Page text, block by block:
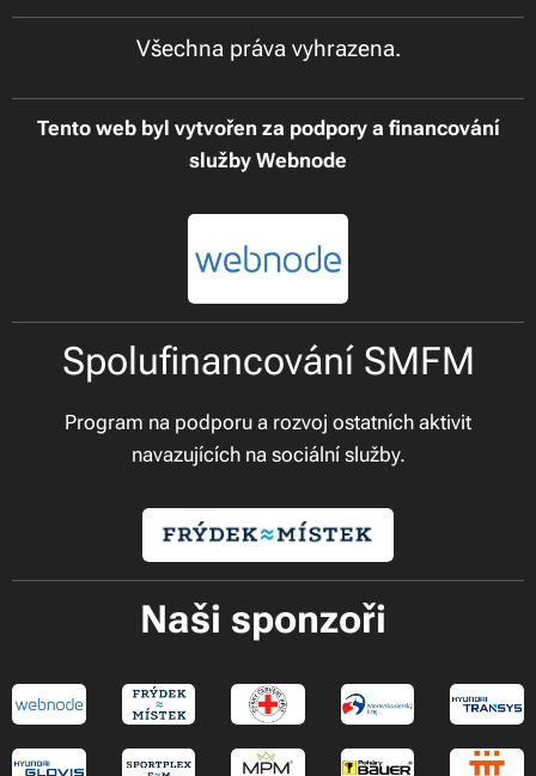
Všechna práva vyhrazena.
Tento web byl vytvořen za podpory a financování
služby Webnode
Spolufinancování SMFM
Program na podporu a rozvoj ostatních aktivit
navazujících na sociální služby.
Naši sponzoři